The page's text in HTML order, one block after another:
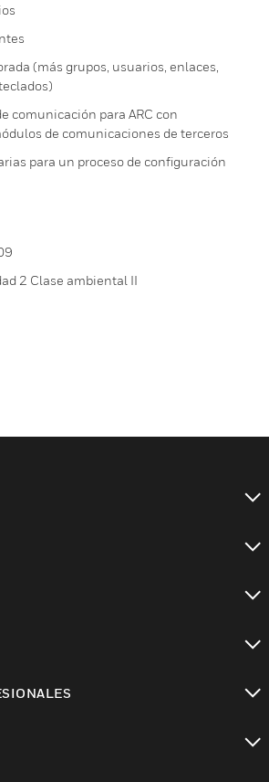
(más grupos, usuarios, enlaces,
comunicación para ARC con
de comunicaciones de terceros
para un proceso de configuración
2 Clase ambiental II